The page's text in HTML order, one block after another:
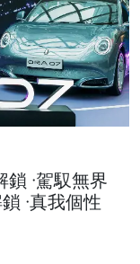
∙駕馭無界
∙真我個性